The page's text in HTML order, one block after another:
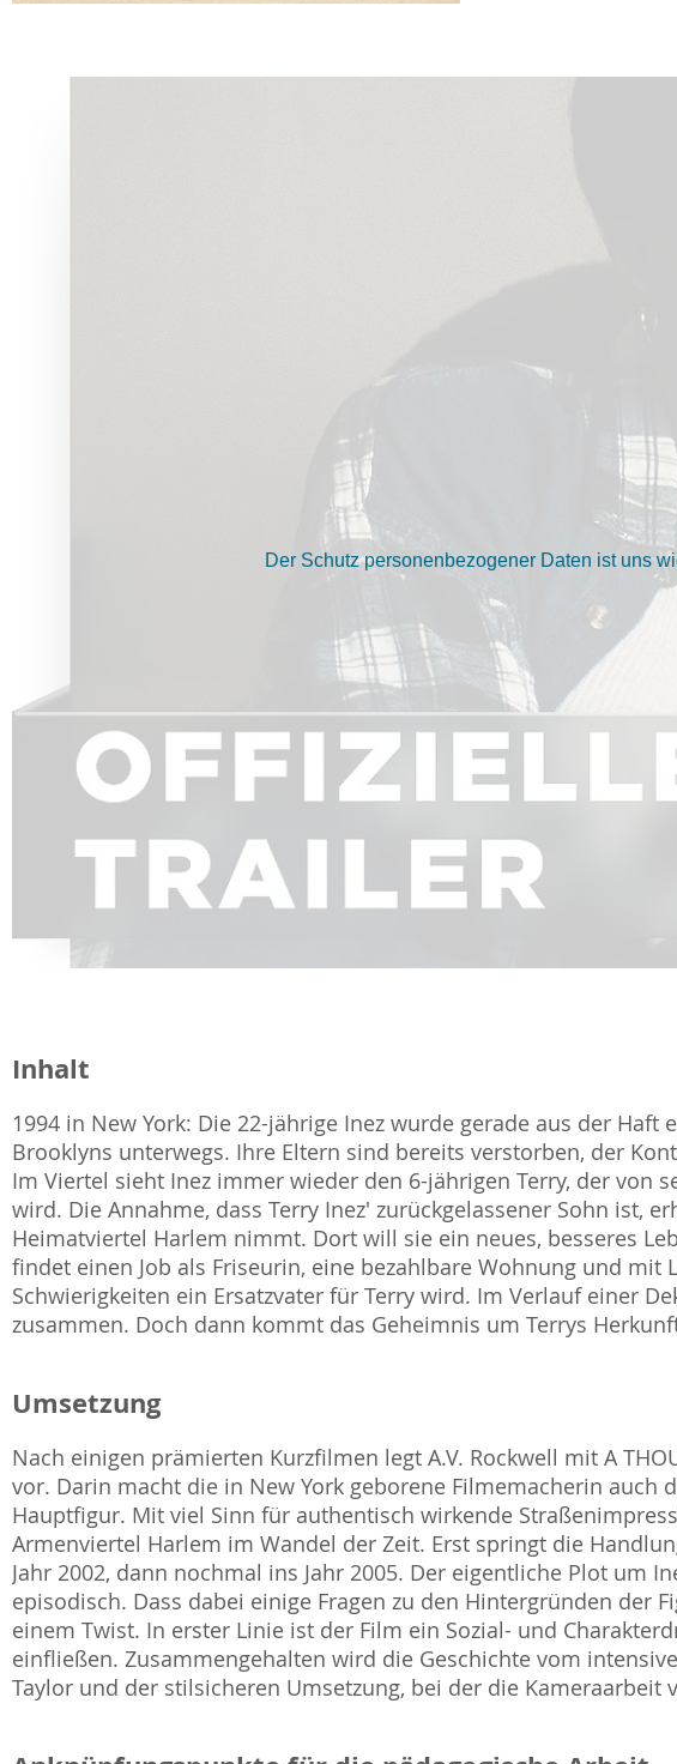
Der Schutz personenbezogener Daten ist uns
Inhalt
1994 in New York: Die 22-jährige Inez wurde gerade aus der Haft
Brooklyns unterwegs. Ihre Eltern sind bereits verstorben, der
Im Viertel sieht Inez immer wieder den 6-jährigen Terry, der von
wird. Die Annahme, dass Terry Inez' zurückgelassener Sohn ist,
Heimatviertel Harlem nimmt. Dort will sie ein neues, besseres
findet einen Job als Friseurin, eine bezahlbare Wohnung und mit
Schwierigkeiten ein Ersatzvater für Terry wird. Im Verlauf einer
zusammen. Doch dann kommt das Geheimnis um Terrys
Umsetzung
Nach einigen prämierten Kurzfilmen legt A.V. Rockwell mit A
vor. Darin macht die in New York geborene Filmemacherin auch
Hauptfigur. Mit viel Sinn für authentisch wirkende
Armenviertel Harlem im Wandel der Zeit. Erst springt die
Jahr 2002, dann nochmal ins Jahr 2005. Der eigentliche Plot um
episodisch. Dass dabei einige Fragen zu den Hintergründen der
einem Twist. In erster Linie ist der Film ein Sozial- und
einfließen. Zusammengehalten wird die Geschichte vom
Taylor und der stilsicheren Umsetzung, bei der die Kameraarbeit